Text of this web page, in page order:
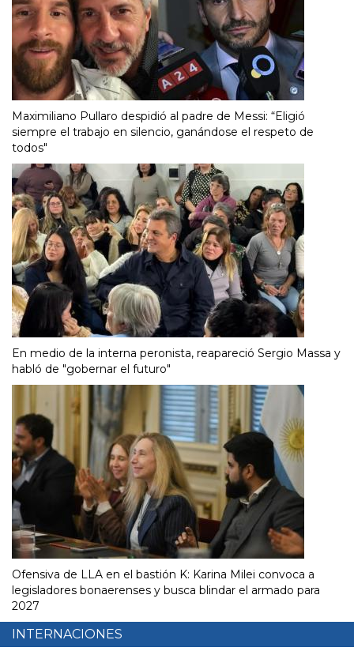
Maximiliano Pullaro despidió al padre de Messi: “Eligió
siempre el trabajo en silencio, ganándose el respeto de
todos"
En medio de la interna peronista, reapareció Sergio Massa y
habló de "gobernar el futuro"
Ofensiva de LLA en el bastión K: Karina Milei convoca a
legisladores bonaerenses y busca blindar el armado para
2027
INTERNACIONES